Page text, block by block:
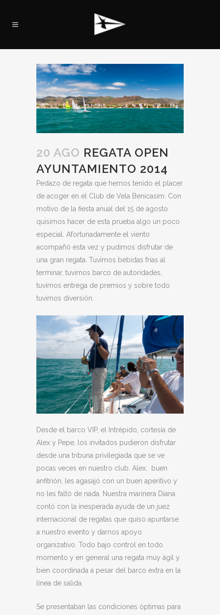
20 AGO REGATA OPEN
AYUNTAMIENTO 2014
Pedazo de regata que hemos tenido el placer
de acoger en el Club de Vela Benicasim. Con
motivo de la fiesta anual del 15 de agosto
quisimos hacer de esta prueba algo un poco
especial. Afortunadamente el viento
acompañó esta vez y pudimos disfrutar de
una gran regata. Tuvimos bebidas frías al
terminar, tuvimos barco de autoridades,
tuvimos entrega de premios y sobre todo
tuvimos diversión.
Desde el barco VIP, el Intrépido, cortesía de
Alex y Pepe, los invitados pudieron disfrutar
desde una tribuna privilegiada que se ve
pocas veces en nuestro club. Alex, buen
anfitrión, les agasajó con un buen aperitivo y
no les faltó de nada. Nuestra marinera Diana
contó con la inesperada ayuda de un juez
internacional de regatas que quiso apuntarse
a nuestro evento y darnos apoyo
organizativo. Todo bajo control en todo
momento y en general una regata muy ágil y
bien coordinada a pesar del barco extra en la
línea de salida.
Se presentaban las condiciones óptimas para